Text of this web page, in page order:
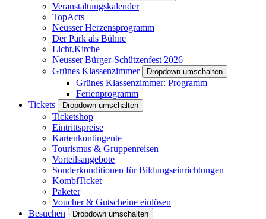
Veranstaltungskalender
TopActs
Neusser Herzensprogramm
Der Park als Bühne
Licht.Kirche
Neusser Bürger-Schützenfest 2026
Grünes Klassenzimmer
Dropdown umschalten
Grünes Klassenzimmer: Programm
Ferienprogramm
Tickets
Dropdown umschalten
Ticketshop
Eintrittspreise
Kartenkontingente
Tourismus & Gruppenreisen
Vorteilsangebote
Sonderkonditionen für Bildungseinrichtungen
KombiTicket
Paketer
Voucher & Gutscheine einlösen
Besuchen
Dropdown umschalten